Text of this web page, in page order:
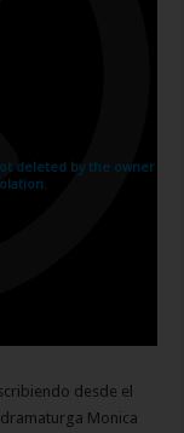
desde el
Monica